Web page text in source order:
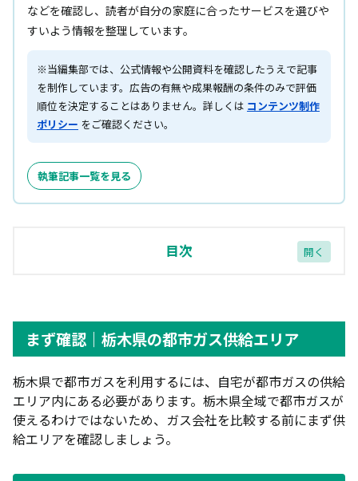
などを確認し、読者が自分の家庭に合ったサービスを選びや
すいよう情報を整理しています。
※当編集部では、公式情報や公開資料を確認したうえで記事
を制作しています。広告の有無や成果報酬の条件のみで評価
順位を決定することはありません。詳しくは コンテンツ制作
ポリシー をご確認ください。
執筆記事一覧を見る
目次
東京ガスエリア（宇都宮市・真岡市・上三川町な
ど）
市・鹿沼市）
栃木県でおすすめのガス会社6選
エルピオ都市ガス「スタンダードプラン」｜ガス単
まず確認｜栃木県の都市ガス供給エリア
栃木県で都市ガスを利用するには、自宅が都市ガスの供給
エリア内にある必要があります。栃木県全域で都市ガスが
使えるわけではないため、ガス会社を比較する前にまず供
給エリアを確認しましょう。